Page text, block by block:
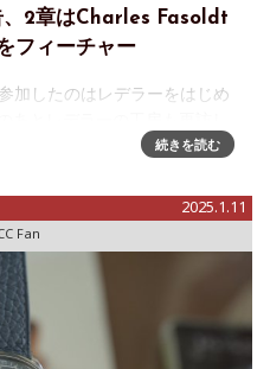
、2章はCharles Fasoldt
フィーチャー
加したのはレデラーをはじめ
クロノメーターの話題ばかり
クション
続きを読む
2025.1.11
Fan